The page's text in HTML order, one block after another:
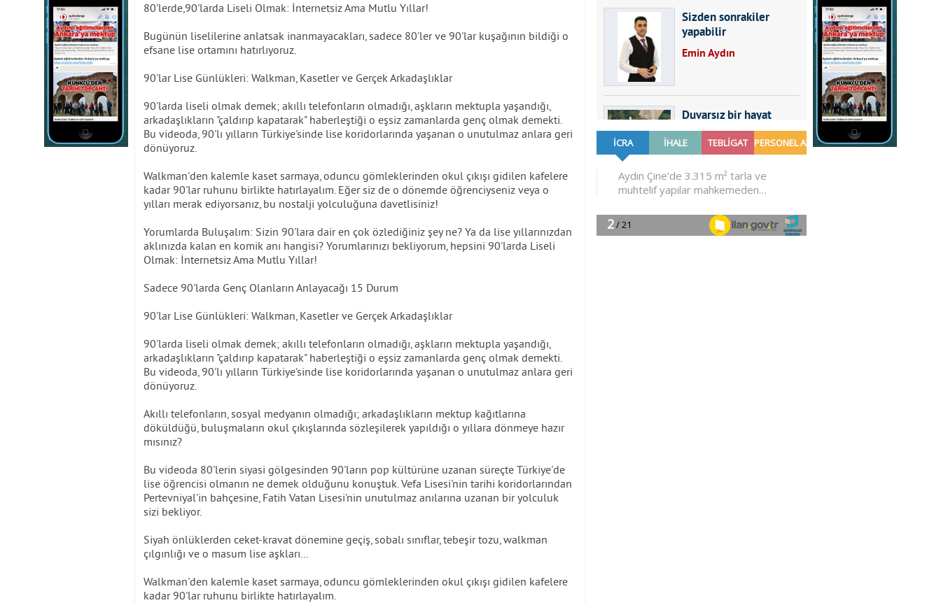
80'lerde,90'larda Liseli Olmak: İnternetsiz Ama Mutlu Yıllar!
Bugünün liselilerine anlatsak inanmayacakları, sadece 80'ler ve 90'lar kuşağının bildiği o
efsane lise ortamını hatırlıyoruz.
90'lar Lise Günlükleri: Walkman, Kasetler ve Gerçek Arkadaşlıklar
90'larda liseli olmak demek; akıllı telefonların olmadığı, aşkların mektupla yaşandığı,
arkadaşlıkların "çaldırıp kapatarak" haberleştiği o eşsiz zamanlarda genç olmak demekti.
Bu videoda, 90'lı yılların Türkiye'sinde lise koridorlarında yaşanan o unutulmaz anlara geri
dönüyoruz.
Walkman'den kalemle kaset sarmaya, oduncu gömleklerinden okul çıkışı gidilen kafelere
kadar 90'lar ruhunu birlikte hatırlayalım. Eğer siz de o dönemde öğrenciyseniz veya o
yılları merak ediyorsanız, bu nostalji yolculuğuna davetlisiniz!
Yorumlarda Buluşalım: Sizin 90'lara dair en çok özlediğiniz şey ne? Ya da lise yıllarınızdan
aklınızda kalan en komik anı hangisi? Yorumlarınızı bekliyorum, hepsini 90'larda Liseli
Olmak: İnternetsiz Ama Mutlu Yıllar!
Sadece 90'larda Genç Olanların Anlayacağı 15 Durum
90'lar Lise Günlükleri: Walkman, Kasetler ve Gerçek Arkadaşlıklar
90'larda liseli olmak demek; akıllı telefonların olmadığı, aşkların mektupla yaşandığı,
arkadaşlıkların "çaldırıp kapatarak" haberleştiği o eşsiz zamanlarda genç olmak demekti.
Bu videoda, 90'lı yılların Türkiye'sinde lise koridorlarında yaşanan o unutulmaz anlara geri
dönüyoruz.
Akıllı telefonların, sosyal medyanın olmadığı; arkadaşlıkların mektup kağıtlarına
döküldüğü, buluşmaların okul çıkışlarında sözleşilerek yapıldığı o yıllara dönmeye hazır
mısınız?
Bu videoda 80'lerin siyasi gölgesinden 90'ların pop kültürüne uzanan süreçte Türkiye'de
lise öğrencisi olmanın ne demek olduğunu konuştuk. Vefa Lisesi'nin tarihi koridorlarından
Pertevniyal'in bahçesine, Fatih Vatan Lisesi'nin unutulmaz anılarına uzanan bir yolculuk
sizi bekliyor.
Siyah önlüklerden ceket-kravat dönemine geçiş, sobalı sınıflar, tebeşir tozu, walkman
çılgınlığı ve o masum lise aşkları...
Walkman'den kalemle kaset sarmaya, oduncu gömleklerinden okul çıkışı gidilen kafelere
kadar 90'lar ruhunu birlikte hatırlayalım.
Sizden sonrakiler
yapabilir
Emin Aydın
Duvarsız bir hayat
Furkan SARICA
GÜNDEMDE NELER
OLMALI?